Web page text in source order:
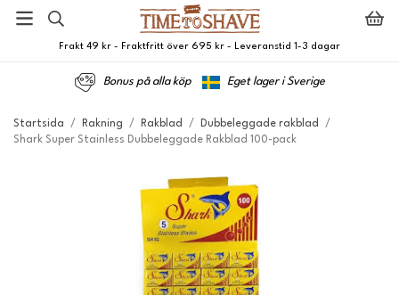
Frakt 49 kr - Fraktfritt över 695 kr - Leveranstid 1-3 dagar
Bonus på alla köp Eget lager i Sverige
Startsida / Rakning / Rakblad / Dubbeleggade rakblad
/
Shark Super Stainless Dubbeleggade Rakblad 100-pack